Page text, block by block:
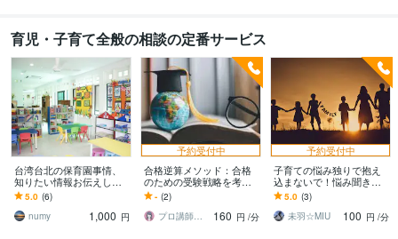
育児・子育て全般の相談の定番サービス
台湾台北の保育園事情、
知りたい情報お伝えしま
す 台北の保育園幼稚園ど
こがいいの？！という方
に
5.0 (6)
numy
1,000 円
予約受付中
合格逆算メソッド：合格
のための受験戦略を考え
ます 慶應大学、院卒のプ
ロ講師が受験や勉強の悩
み、相談を聴きます
- (2)
プロ講師えみ｜行政書士事務所×個別塾
160 円 /分
予約受付中
子育ての悩み独りで抱え
込まないで！悩み聞きま
す 子供の笑顔お父さんお
母さんの笑顔。その笑顔
絶やさないように
5.0 (3)
未羽☆MIU
100 円 /分